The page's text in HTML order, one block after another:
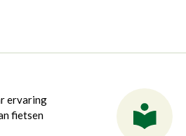
ervaring
fietsen